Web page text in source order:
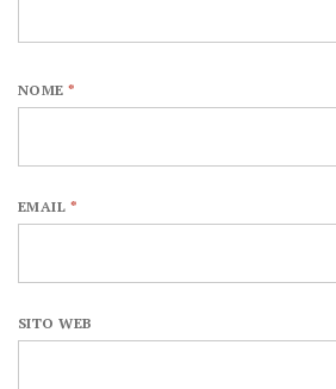
NOME*
EMAIL *
SITO WEB